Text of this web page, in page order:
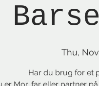
Thu,
Har du brug for et